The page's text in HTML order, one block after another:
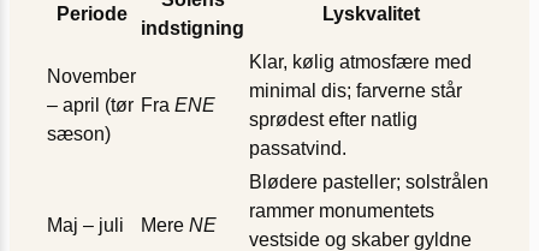
Periode
indstigning
Lyskvalitet
November
– april (tør
sæson)
Fra ENE
Klar, kølig atmosfære med
minimal dis; farverne står
sprødest efter natlig
passatvind.
Maj – juli Mere NE
Blødere pasteller; solstrålen
rammer monumentets
vestside og skaber gyldne